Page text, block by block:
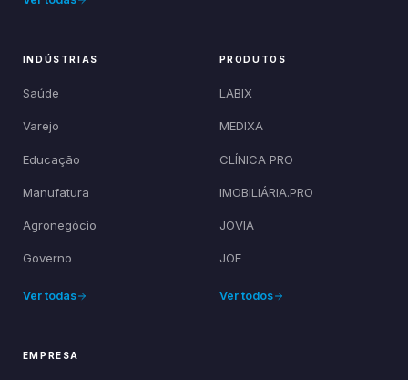
INDÚSTRIAS
Saúde
Varejo
Educação
Manufatura
Agronegócio
Governo
Ver todas
PRODUTOS
LABIX
MEDIXA
CLÍNICA PRO
IMOBILIÁRIA.PRO
JOVIA
JOE
Ver todos
EMPRESA